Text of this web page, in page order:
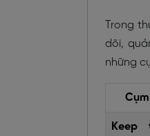
Trong
dõi,
những
Keep